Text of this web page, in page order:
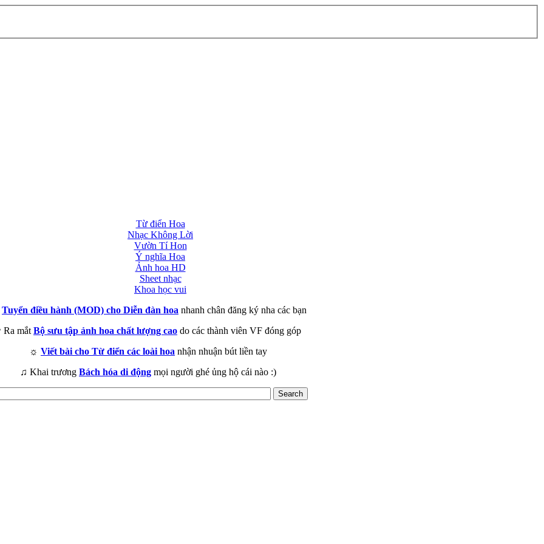
Từ điển Hoa
Nhạc Không Lời
Vườn Tí Hon
Ý nghĩa Hoa
Ảnh hoa HD
Sheet nhạc
Khoa học vui
Tuyển điều hành (MOD) cho Diễn đàn hoa nhanh chân đăng ký nha các bạn
Ra mắt Bộ sưu tập ảnh hoa chất lượng cao do các thành viên VF đóng góp
☼ Viết bài cho Từ điển các loài hoa nhận nhuận bút liền tay
♫ Khai trương Bách hóa di động mọi người ghé ủng hộ cái nào :)